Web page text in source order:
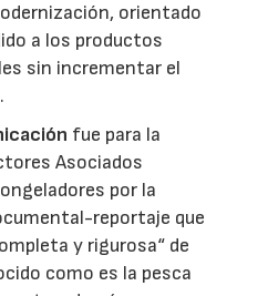
orientado
a los productos
sin incrementar el
fue para la
Asociados
por la
reportaje que
y rigurosa“ de
como es la pesca